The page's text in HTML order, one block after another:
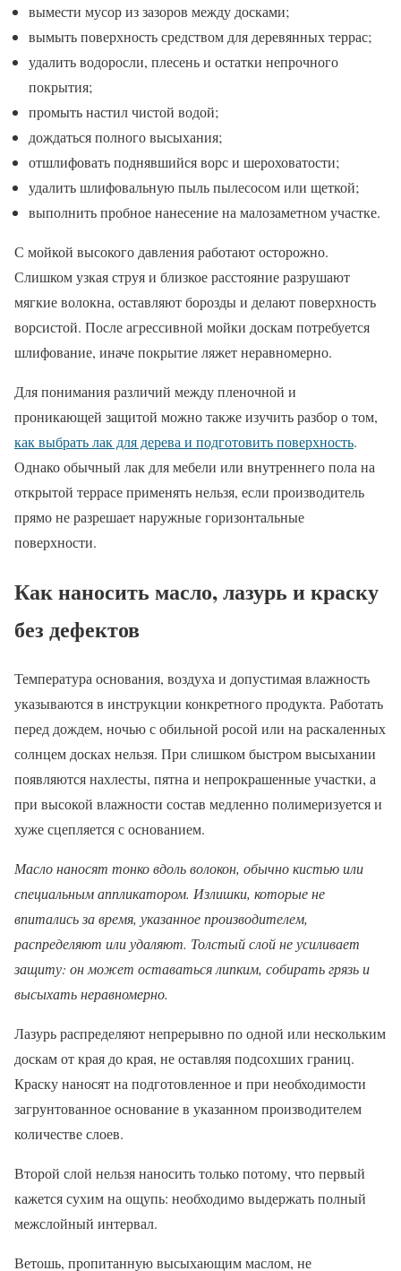
вымести мусор из зазоров между досками;
вымыть поверхность средством для деревянных террас;
удалить водоросли, плесень и остатки непрочного
покрытия;
промыть настил чистой водой;
дождаться полного высыхания;
отшлифовать поднявшийся ворс и шероховатости;
удалить шлифовальную пыль пылесосом или щеткой;
выполнить пробное нанесение на малозаметном участке.
С мойкой высокого давления работают осторожно.
Слишком узкая струя и близкое расстояние разрушают
мягкие волокна, оставляют борозды и делают поверхность
ворсистой. После агрессивной мойки доскам потребуется
шлифование, иначе покрытие ляжет неравномерно.
Для понимания различий между пленочной и
проникающей защитой можно также изучить разбор о том,
как выбрать лак для дерева и подготовить поверхность.
Однако обычный лак для мебели или внутреннего пола на
открытой террасе применять нельзя, если производитель
прямо не разрешает наружные горизонтальные
поверхности.
Как наносить масло, лазурь и краску
без дефектов
Температура основания, воздуха и допустимая влажность
указываются в инструкции конкретного продукта. Работать
перед дождем, ночью с обильной росой или на раскаленных
солнцем досках нельзя. При слишком быстром высыхании
появляются нахлесты, пятна и непрокрашенные участки, а
при высокой влажности состав медленно полимеризуется и
хуже сцепляется с основанием.
Масло наносят тонко вдоль волокон, обычно кистью или
специальным аппликатором. Излишки, которые не
впитались за время, указанное производителем,
распределяют или удаляют. Толстый слой не усиливает
защиту: он может оставаться липким, собирать грязь и
высыхать неравномерно.
Лазурь распределяют непрерывно по одной или нескольким
доскам от края до края, не оставляя подсохших границ.
Краску наносят на подготовленное и при необходимости
загрунтованное основание в указанном производителем
количестве слоев.
Второй слой нельзя наносить только потому, что первый
кажется сухим на ощупь: необходимо выдержать полный
межслойный интервал.
Ветошь, пропитанную высыхающим маслом, не